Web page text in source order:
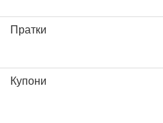
Пратки
Купони